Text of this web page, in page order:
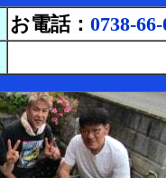
お電話： 0738-